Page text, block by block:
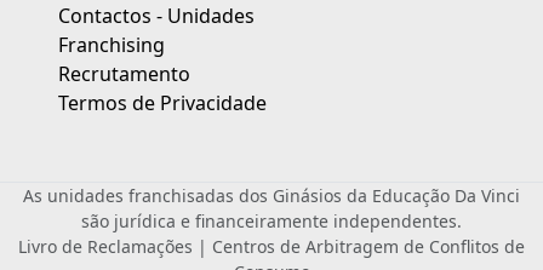
Contactos - Unidades
Franchising
Recrutamento
Termos de Privacidade
As unidades franchisadas dos Ginásios da Educação Da Vinci
são jurídica e financeiramente independentes.
Livro de Reclamações | Centros de Arbitragem de Conflitos de